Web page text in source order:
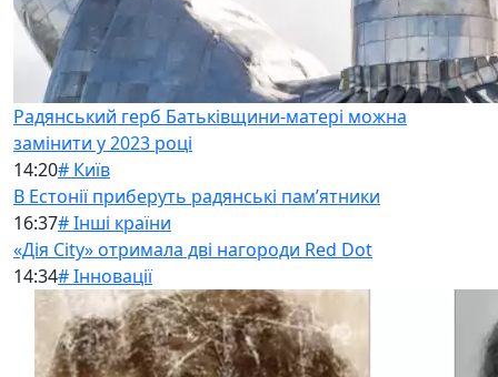
Радянський герб Батьківщини-матері можна
замінити у 2023 році
14:20# Київ
В Естонії приберуть радянські памʼятники
16:37# Інші країни
«Дія City» отримала дві нагороди Red Dot
14:34# Інновації